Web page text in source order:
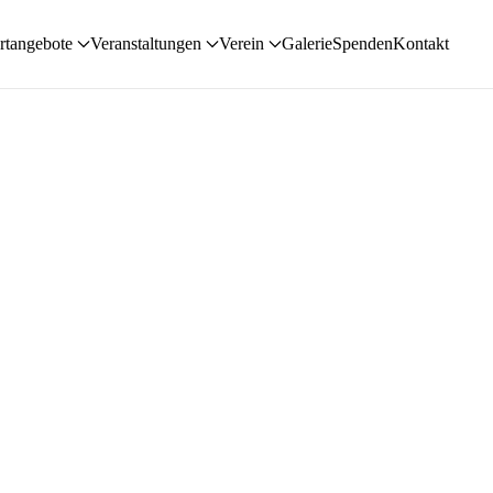
Veranstaltungen Verein GalerieSpendenKontakt